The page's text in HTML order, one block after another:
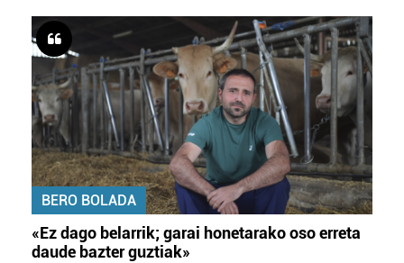
BERO BOLADA
«Ez dago belarrik; garai honetarako oso erreta
daude bazter guztiak»